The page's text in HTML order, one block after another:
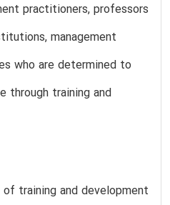
practitioners, professors
management
who are determined to
through training and
training and development